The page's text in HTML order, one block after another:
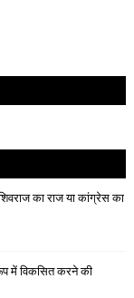
का राज या कांग्रेस का
में विकसित करने की